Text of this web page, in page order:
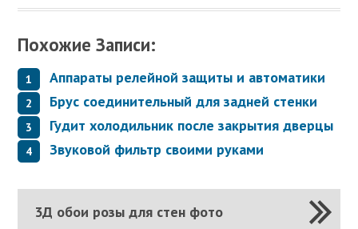
Похожие Записи:
Аппараты релейной защиты и автоматики
Брус соединительный для задней стенки
Гудит холодильник после закрытия дверцы
Звуковой фильтр своими руками
3Д обои розы для стен фото